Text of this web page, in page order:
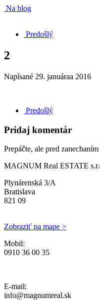
Na blog
Predošlý
2
Napísané 29. januáraa 2016
Predošlý
Pridaj komentár
Prepáčte, ale pred
MAGNUM Real ESTATE
Plynárenská 3/A
Bratislava
821 09
Zobraziť na mape >
Mobil:
0910 36 00 35
E-mail:
info@magnumreal.sk